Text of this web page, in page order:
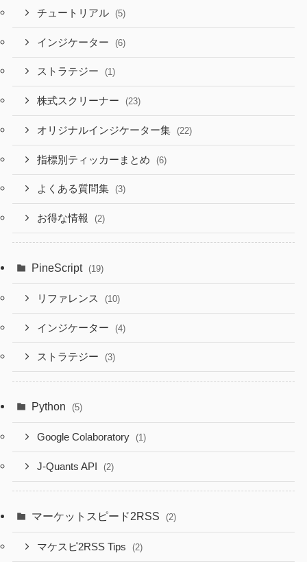
チュートリアル (5)
インジケーター (6)
ストラテジー (1)
株式スクリーナー (23)
オリジナルインジケーター集 (22)
指標別ティッカーまとめ (6)
よくある質問集 (3)
お得な情報 (2)
PineScript (19)
リファレンス (10)
インジケーター (4)
ストラテジー (3)
Python (5)
Google Colaboratory (1)
J-Quants API (2)
マーケットスピード2RSS (2)
マケスピ2RSS Tips (2)